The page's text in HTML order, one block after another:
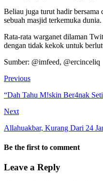
Beliau juga turut hadir
sebuah masjid terkemuka dunia.
Rata-rata warganet dilaman
dengan tidak kekok untuk
Sumber: @imfeed, @ercinceliq
Previous
“Dah Tahu M!skin Ber4nak
Next
Allahuakbar, Kurang Dari 24
Be the first to comment
Leave a Reply